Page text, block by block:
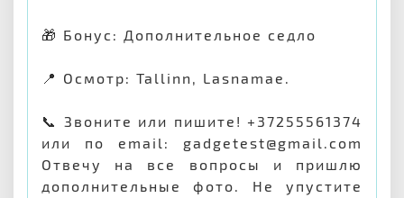
🎁 Бонус: Дополнительное седло
📍 Осмотр: Tallinn, Lasnamae.
📞 Звоните или пишите! +37255561374
или по email: gadgetest@gmail.com
Отвечу на все вопросы и пришлю
дополнительные фото. Не упустите